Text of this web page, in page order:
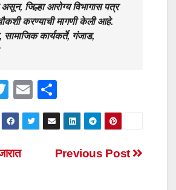
असून, जिल्हा आरोग्य विभागास पत्र
करण्याची मागणी केली आहे.
सामाजिक कार्यकर्ते, गंजाड,
T
wi
tt
er
E
m
ail
h
ar
e
Previous Post